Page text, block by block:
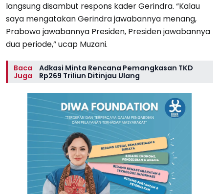
langsung disambut respons kader Gerindra. “Kalau
saya mengatakan Gerindra jawabannya menang,
Prabowo jawabannya Presiden, Presiden jawabannya
dua periode,” ucap Muzani.
Baca
Juga
Adkasi Minta Rencana Pemangkasan TKD
Rp269 Triliun Ditinjau Ulang